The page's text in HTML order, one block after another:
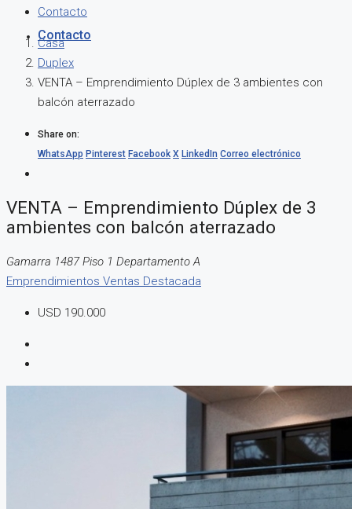
Contacto
Contacto
Casa
Duplex
VENTA – Emprendimiento Dúplex de 3 ambientes con
balcón aterrazado
Share on:
WhatsApp Pinterest Facebook X LinkedIn Correo electrónico
VENTA – Emprendimiento Dúplex de 3
ambientes con balcón aterrazado
Gamarra 1487 Piso 1 Departamento A
Emprendimientos Ventas Destacada
USD 190.000